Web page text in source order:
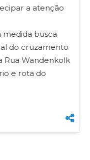
a atenção
medida busca
do cruzamento
Rua Wandenkolk
e rota do